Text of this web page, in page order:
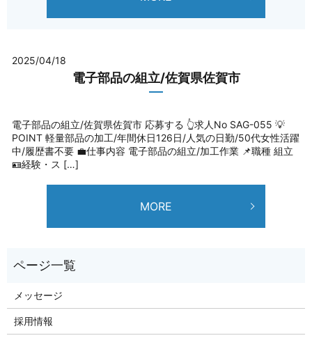
2025/04/18
電子部品の組立/佐賀県佐賀市
電子部品の組立/佐賀県佐賀市 応募する 👆求人No SAG-055 💡
POINT 軽量部品の加工/年間休日126日/人気の日勤/50代女性活躍
中/履歴書不要 💼仕事内容 電子部品の組立/加工作業 📌職種 組立
🪪経験・ス […]
MORE
メッセージ
採用情報